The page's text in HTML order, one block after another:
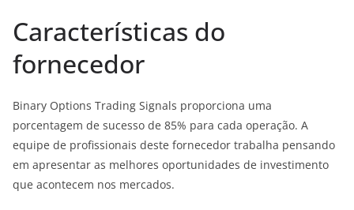
Características do
fornecedor
Binary Options Trading Signals proporciona uma
porcentagem de sucesso de 85% para cada operação. A
equipe de profissionais deste fornecedor trabalha pensando
em apresentar as melhores oportunidades de investimento
que acontecem nos mercados.